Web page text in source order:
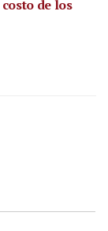
de los